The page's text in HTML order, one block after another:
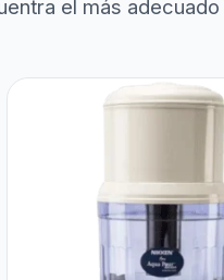
el más adecuado